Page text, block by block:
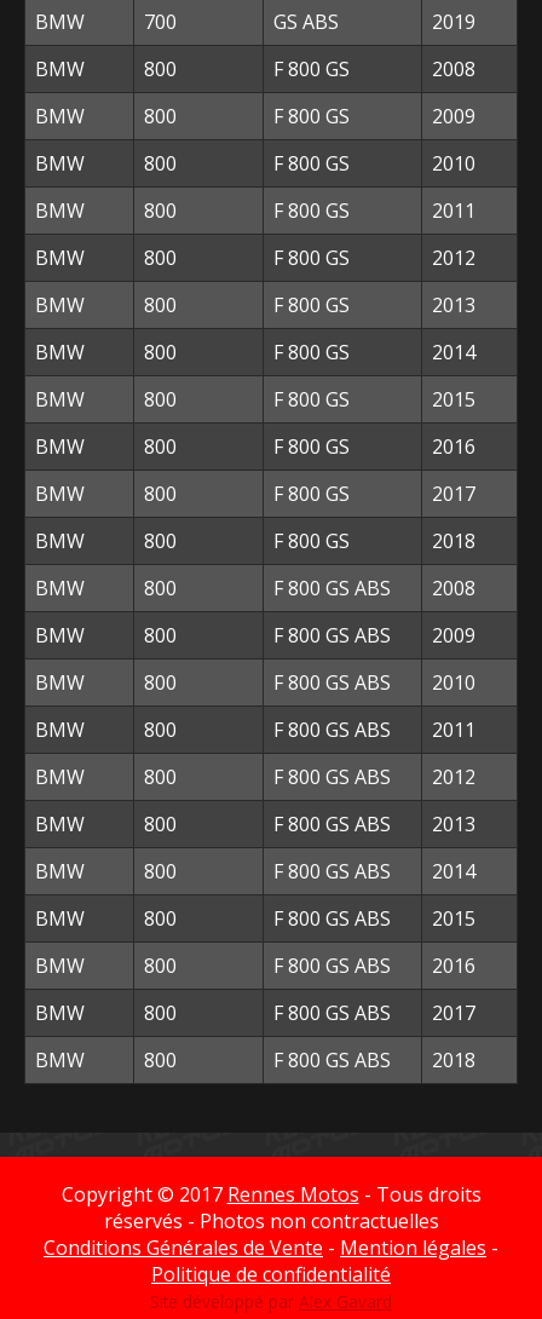
BMW
700 GS ABS
2019
BMW
800 F 800 GS
2008
BMW
800 F 800 GS
2009
BMW
800 F 800 GS
2010
BMW
800 F 800 GS
2011
BMW
800 F 800 GS
2012
BMW
800 F 800 GS
2013
BMW
800 F 800 GS
2014
BMW
800 F 800 GS
2015
BMW
800 F 800 GS
2016
BMW
800 F 800 GS
2017
BMW
800 F 800 GS
2018
BMW
800 F 800 GS ABS
2008
BMW
800 F 800 GS ABS
2009
BMW
800 F 800 GS ABS
2010
BMW
800 F 800 GS ABS
2011
BMW
800 F 800 GS ABS
2012
BMW
800 F 800 GS ABS
2013
BMW
800 F 800 GS ABS
2014
BMW
800 F 800 GS ABS
2015
BMW
800 F 800 GS ABS
2016
BMW
800 F 800 GS ABS
2017
BMW
800 F 800 GS ABS 2018
Copyright © 2017 Rennes Motos - Tous droits
réservés - Photos non contractuelles
Conditions Générales de Vente - Mention légales -
Politique de confidentialité
Site développé par Alex Gavard